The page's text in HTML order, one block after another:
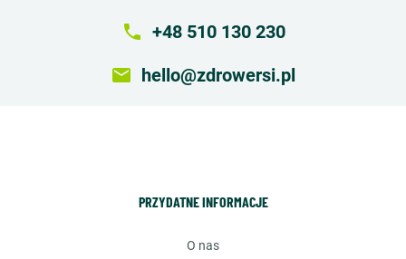
local_phone +48 510 130 230
email hello@zdrowersi.pl
PRZYDATNE INFORMACJE
o nas